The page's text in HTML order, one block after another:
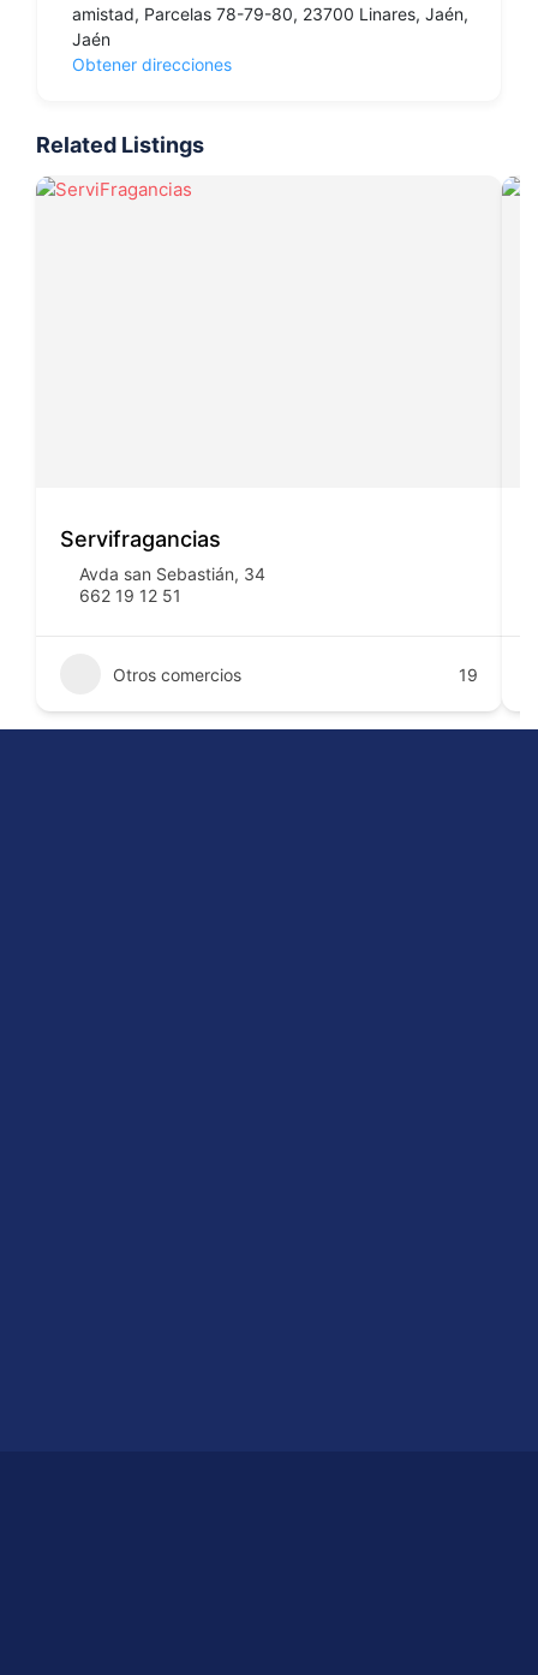
amistad, Parcelas 78-79-80, 23700 Linares, Jaén,
Jaén
Obtener direcciones
Related Listings
Servifragancias
Avda san Sebastián, 34
662 19 12 51
Otros comercios 19